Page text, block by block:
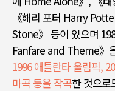
《해리 포터 Harry
Stone》 등이 있으며
Fanfare and Theme》
1996 애틀란타 올림픽,
마곡 등을 작곡한 것으로